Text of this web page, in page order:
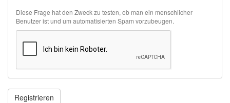
Diese Frage hat den Zweck zu testen, ob man ein menschlicher
Benutzer ist und um automatisierten Spam vorzubeugen.
Registrieren